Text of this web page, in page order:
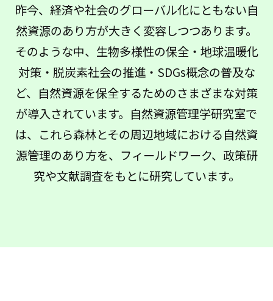
昨今、経済や社会のグローバル化にともない自
然資源のあり方が大きく変容しつつあります。
そのような中、生物多様性の保全・地球温暖化
対策・脱炭素社会の推進・SDGs概念の普及な
ど、自然資源を保全するためのさまざまな対策
が導入されています。自然資源管理学研究室で
は、これら森林とその周辺地域における自然資
源管理のあり方を、フィールドワーク、政策研
究や文献調査をもとに研究しています。